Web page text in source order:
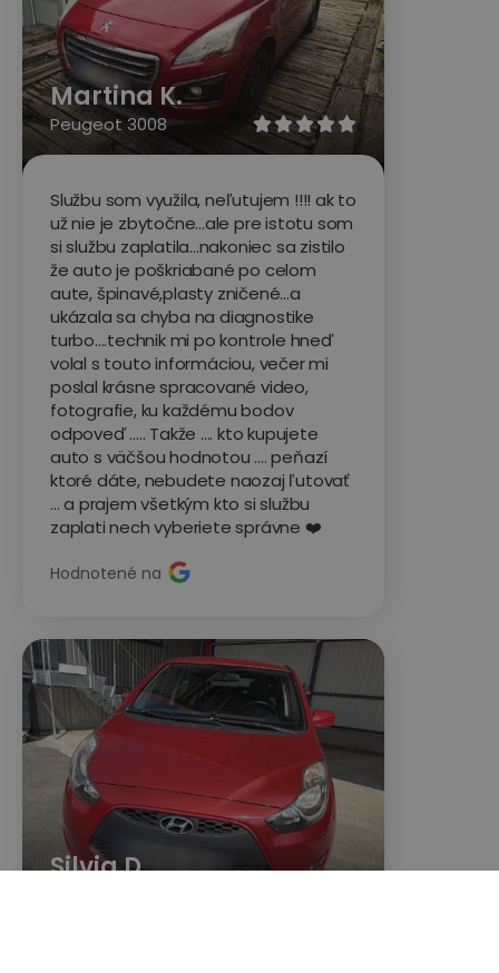

Martina K.
Peugeot 3008
Službu som využila, neľutujem !!!! ak to
už nie je zbytočne...ale pre istotu som
si službu zaplatila...nakoniec sa zistilo
že auto je poškriabané po celom
aute, špinavé,plasty zničené...a
ukázala sa chyba na diagnostike
turbo....technik mi po kontrole hneď
volal s touto informáciou, večer mi
poslal krásne spracované video,
fotografie, ku každému bodov
odpoveď ..... Takže .... kto kupujete
auto s väčšou hodnotou .... peňazí
ktoré dáte, nebudete naozaj ľutovať
... a prajem všetkým kto si službu
zaplati nech vyberiete správne ❤️
Hodnotené na
Silvia D.